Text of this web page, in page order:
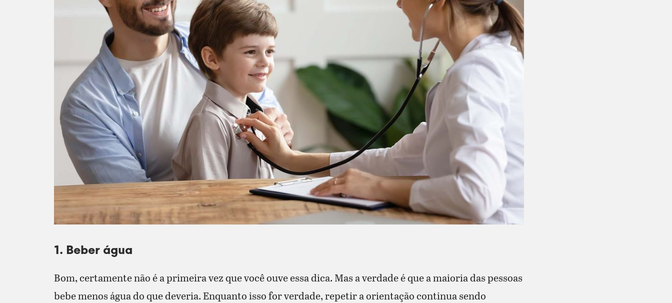
1. Beber água
Bom, certamente não é a primeira vez que você ouve essa dica. Mas a verdade é que a maioria das pessoas
bebe menos água do que deveria. Enquanto isso for verdade, repetir a orientação continua sendo